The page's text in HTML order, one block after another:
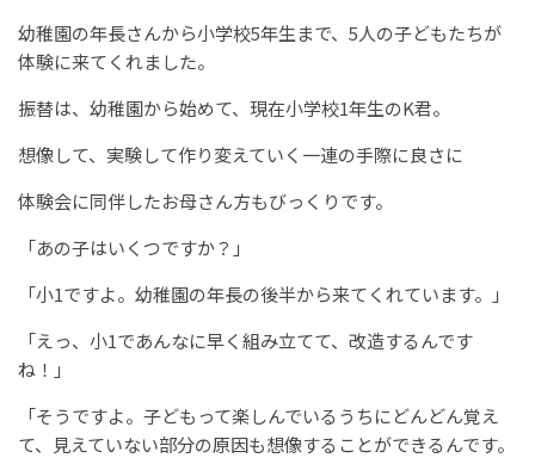
幼稚園の年長さんから小学校5年生まで、5人の子どもたちが
体験に来てくれました。
振替は、幼稚園から始めて、現在小学校1年生のK君。
想像して、実験して作り変えていく一連の手際に良さに
体験会に同伴したお母さん方もびっくりです。
「あの子はいくつですか？」
「小1ですよ。幼稚園の年長の後半から来てくれています。」
「えっ、小1であんなに早く組み立てて、改造するんです
ね！」
「そうですよ。子どもって楽しんでいるうちにどんどん覚え
て、見えていない部分の原因も想像することができるんです。